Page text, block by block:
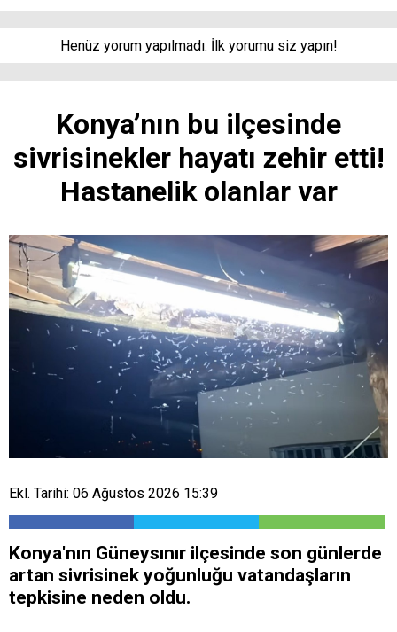
Henüz yorum yapılmadı. İlk yorumu siz yapın!
Konya’nın bu ilçesinde
sivrisinekler hayatı zehir etti!
Hastanelik olanlar var
Ekl. Tarihi: 06 Ağustos 2026 15:39
Konya'nın Güneysınır ilçesinde son günlerde
artan sivrisinek yoğunluğu vatandaşların
tepkisine neden oldu.